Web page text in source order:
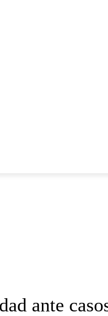
ante